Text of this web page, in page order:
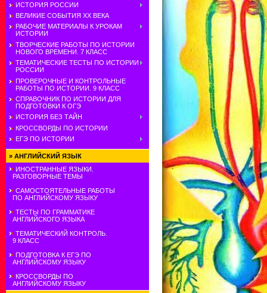
ИСТОРИЯ РОССИИ
ВЕЛИКИЕ СОБЫТИЯ ХХ ВЕКА
РАБОЧИЕ МАТЕРИАЛЫ К УРОКАМ
ИСТОРИИ
ТВОРЧЕСКИЕ РАБОТЫ ПО ИСТОРИИ
НОВОГО ВРЕМЕНИ. 7 КЛАСС
ТЕМАТИЧЕСКИЕ ТЕСТЫ ПО ИСТОРИИ
РОССИИ
ПРОВЕРОЧНЫЕ И КОНТРОЛЬНЫЕ
РАБОТЫ ПО ИСТОРИИ. 9 КЛАСС
СПРАВОЧНИК ПО ИСТОРИИ ДЛЯ
ПОДГОТОВКИ К ОГЭ
ИСТОРИЯ БЕЗ ТАЙН
КРОССВОРДЫ ПО ИСТОРИИ
ЕГЭ ПО ИСТОРИИ
» АНГЛИЙСКИЙ ЯЗЫК
ИНОСТРАННЫЕ ЯЗЫКИ.
РАЗГОВОРНЫЕ ТЕМЫ
САМОСТОЯТЕЛЬНЫЕ РАБОТЫ
ПО АНГЛИЙСКОМУ ЯЗЫКУ
ТЕСТЫ ПО ГРАММАТИКЕ
АНГЛИЙСКОГО ЯЗЫКА
ТЕМАТИЧЕСКИЙ КОНТРОЛЬ.
9 КЛАСС
ПОДГОТОВКА К ЕГЭ ПО
АНГЛИЙСКОМУ ЯЗЫКУ
КРОССВОРДЫ ПО
АНГЛИЙСКОМУ ЯЗЫКУ